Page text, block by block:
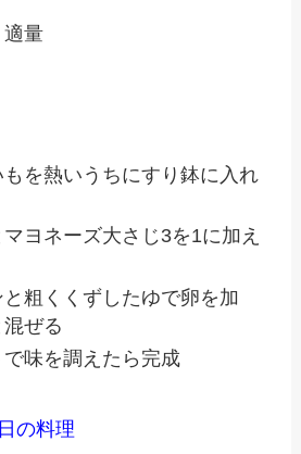
量
を熱いうちにすり鉢に入れ
ヨネーズ大さじ3を1に加え
粗くくずしたゆで卵を加
ぜる
味を調えたら完成
の料理